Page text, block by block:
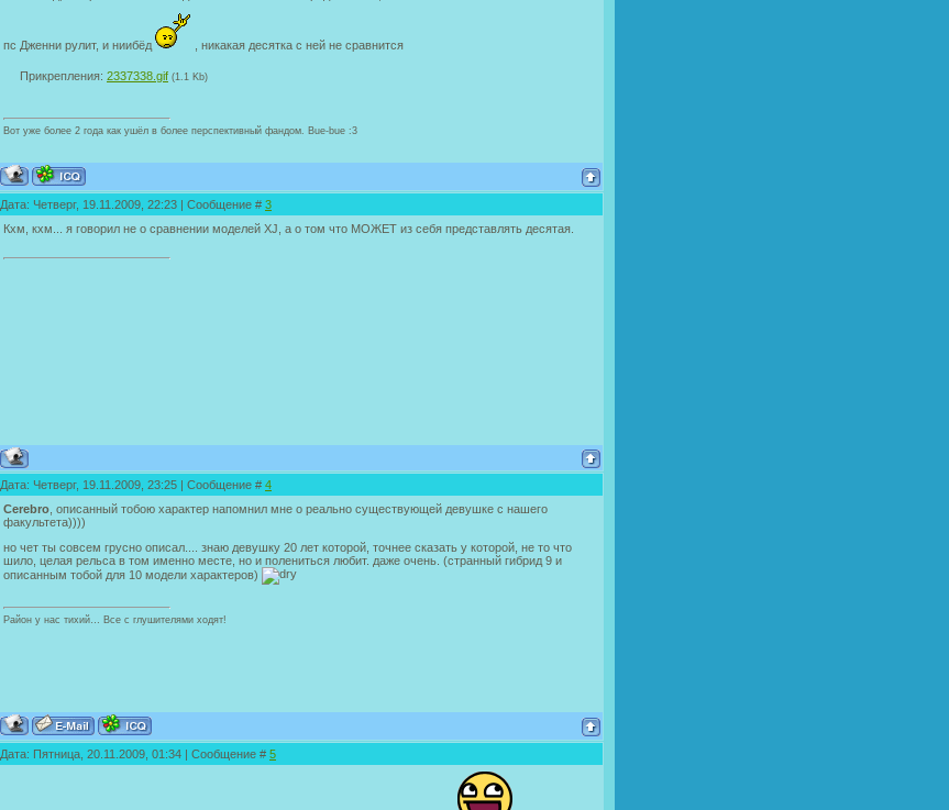
пс Дженни рулит, и ниибёд , никакая десятка с ней не сравнится
Прикрепления: 2337338.gif (1.1 Kb)
Вот уже более 2 года как ушёл в более перспективный фандом. Bue-bue :3
Дата: Четверг, 19.11.2009, 22:23 | Сообщение # 3
Кхм, кхм... я говорил не о сравнении моделей XJ, а о том что МОЖЕТ из себя представлять десятая.
Дата: Четверг, 19.11.2009, 23:25 | Сообщение # 4
Cerebro , описанный тобою характер напомнил мне о реально существующей девушке с нашего
факультета))))
но чет ты совсем грусно описал.... знаю девушку 20 лет которой, точнее сказать у которой, не то что
шило, целая рельса в том именно месте, но и полениться любит. даже очень. (странный гибрид 9 и
описанным тобой для 10 модели характеров)
Район у нас тихий… Все с глушителями ходят!
Дата: Пятница, 20.11.2009, 01:34 | Сообщение # 5